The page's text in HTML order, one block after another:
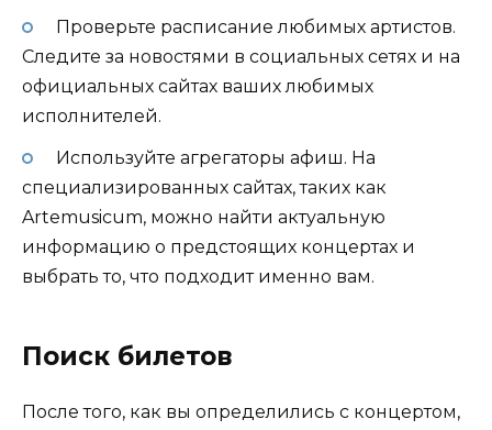
Проверьте расписание любимых артистов.
Следите за новостями в социальных сетях и на
официальных сайтах ваших любимых
исполнителей.
Используйте агрегаторы афиш. На
специализированных сайтах, таких как
Artemusicum, можно найти актуальную
информацию о предстоящих концертах и
выбрать то, что подходит именно вам.
Поиск билетов
После того, как вы определились с концертом,